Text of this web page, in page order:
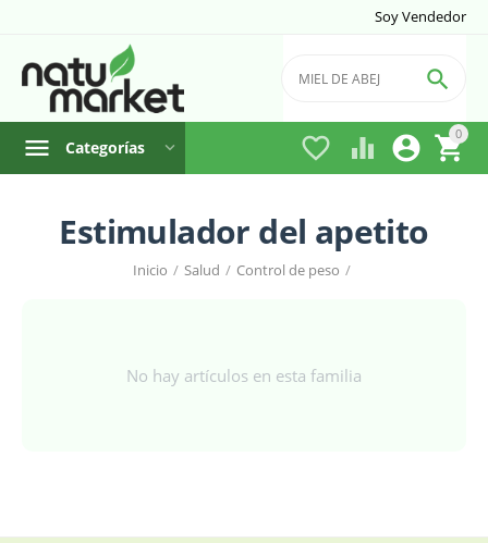
Soy Vendedor
0


 

Categorías
Estimulador del apetito
Inicio / Salud / Control de peso /
No hay artículos en esta familia